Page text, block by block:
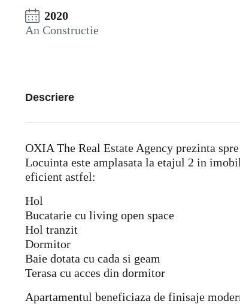
2020
An Constructie
Descriere
OXIA The Real Estate Agency prezinta
Locuinta este amplasata la etajul 2 in
eficient astfel:
Hol
Bucatarie cu living open space
Hol tranzit
Dormitor
Baie dotata cu cada si geam
Terasa cu acces din dormitor
Apartamentul beneficiaza de finisaje